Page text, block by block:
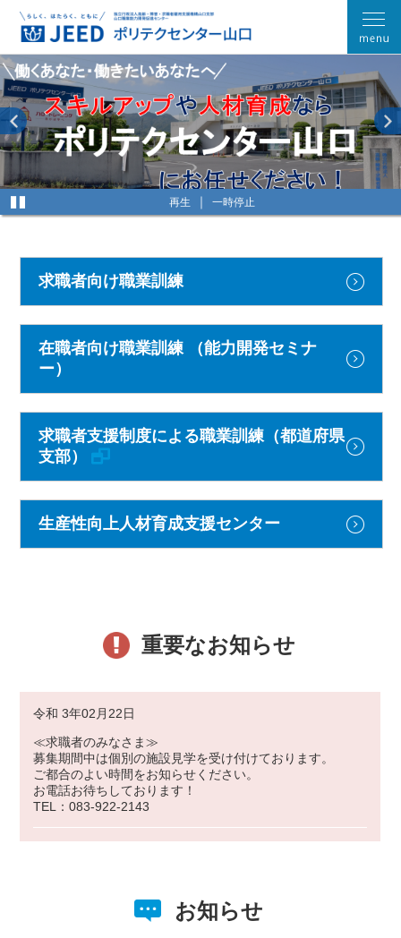
再生 一時停止
求職者向け職業訓練
在職者向け職業訓練（能力開発セミナ
ー）
求職者支援制度による職業訓練（都道府県
支部）
生産性向上人材育成支援センター
重要なお知らせ
令和 3年02月22日
≪求職者のみなさま≫
募集期間中は個別の施設見学を受け付けております。
ご都合のよい時間をお知らせください。
お電話お待ちしております！
TEL：083-922-2143
お知らせ